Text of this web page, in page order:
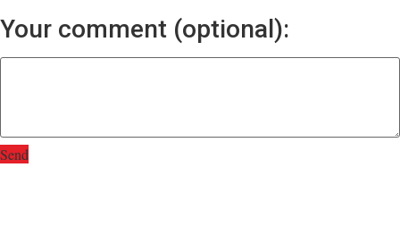
Your comment (optional):
Send